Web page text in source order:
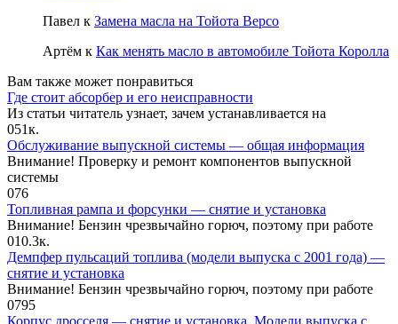
Павел к Замена масла на Тойота Версо
Артём к Как менять масло в автомобиле Тойота Королла
Вам также может понравиться
Где стоит абсорбер и его неисправности
Из статьи читатель узнает, зачем устанавливается на
051к.
Обслуживание выпускной системы — общая информация
Внимание! Проверку и ремонт компонентов выпускной
системы
076
Топливная рампа и форсунки — снятие и установка
Внимание! Бензин чрезвычайно горюч, поэтому при работе
010.3к.
Демпфер пульсаций топлива (модели выпуска с 2001 года) —
снятие и установка
Внимание! Бензин чрезвычайно горюч, поэтому при работе
0795